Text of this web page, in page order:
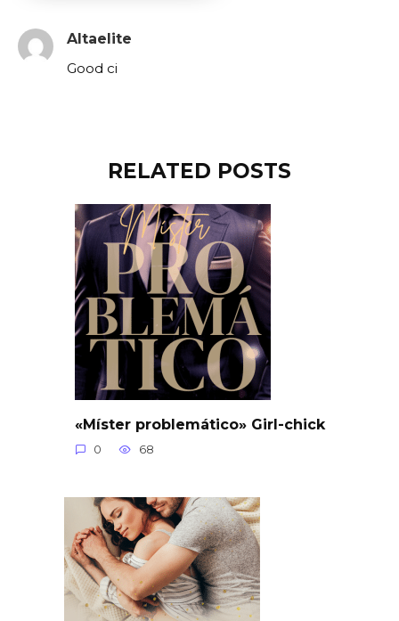
Altaelite
Good ci
RELATED POSTS
«Míster problemático» Girl-chick
0 68